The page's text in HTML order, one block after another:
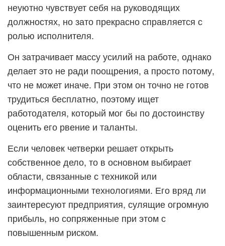
неуютно чувствует себя на руководящих
должностях, но зато прекрасно справляется с
ролью исполнителя.
Он затрачивает массу усилий на работе, однако
делает это не ради поощрения, а просто потому,
что не может иначе. При этом он точно не готов
трудиться бесплатно, поэтому ищет
работодателя, который мог бы по достоинству
оценить его рвение и таланты.
Если человек четверки решает открыть
собственное дело, то в основном выбирает
области, связанные с техникой или
информационными технологиями. Его вряд ли
заинтересуют предприятия, сулящие огромную
прибыль, но сопряженные при этом с
повышенным риском.